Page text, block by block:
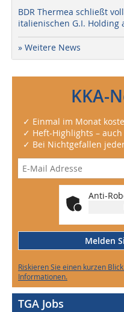
BDR Thermea schließt
italienischen G.I. Holding
» Weitere News
KKA-
✓ Einmal im Monat
✓ Heft-Highlights –
✓ Bei Nichtgefallen
Anti-
Melden
Riskieren Sie einen kurzen
Informationen.
TGA Jobs